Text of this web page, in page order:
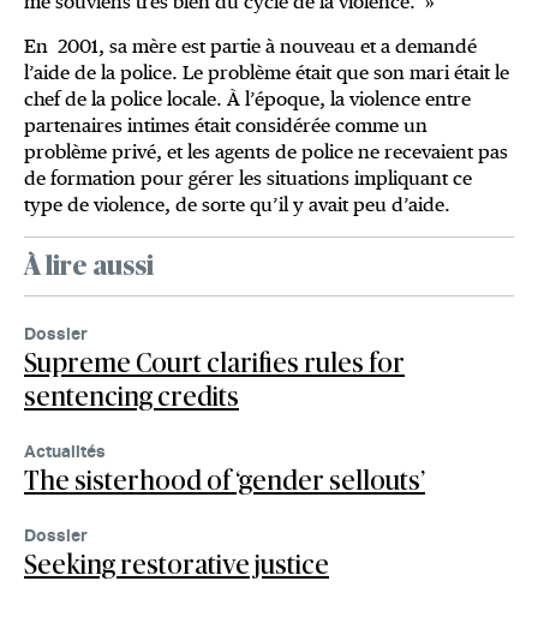
En 2001, sa mère est partie à nouveau et a demandé
l’aide de la police. Le problème était que son mari était le
chef de la police locale. À l’époque, la violence entre
partenaires intimes était considérée comme un
problème privé, et les agents de police ne recevaient pas
de formation pour gérer les situations impliquant ce
type de violence, de sorte qu’il y avait peu d’aide.
À lire aussi
Dossier
Supreme Court clarifies rules for
sentencing credits
Actualités
The sisterhood of ‘gender sellouts’
Dossier
Seeking restorative justice